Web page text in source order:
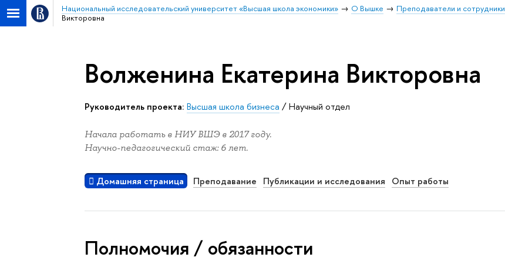
Национальный исследовательский университет «Высшая школа экономики» О Вышке Преподаватели и сотрудники
Викторовна
Волженина Екатерина Викторовна
Руководитель проекта: Высшая школа бизнеса /Научный отдел
Начала работать в НИУ ВШЭ в 2017 году.
Научно-педагогический стаж: 6 лет.
Домашняя страница Преподавание Публикации и исследования Опыт работы
Полномочия / обязанности